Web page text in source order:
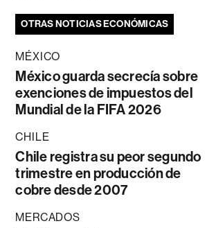
OTRAS NOTICIAS ECONÓMICAS
MÉXICO
México guarda secrecía sobre
exenciones de impuestos del
Mundial de la FIFA 2026
CHILE
Chile registra su peor segundo
trimestre en producción de
cobre desde 2007
MERCADOS